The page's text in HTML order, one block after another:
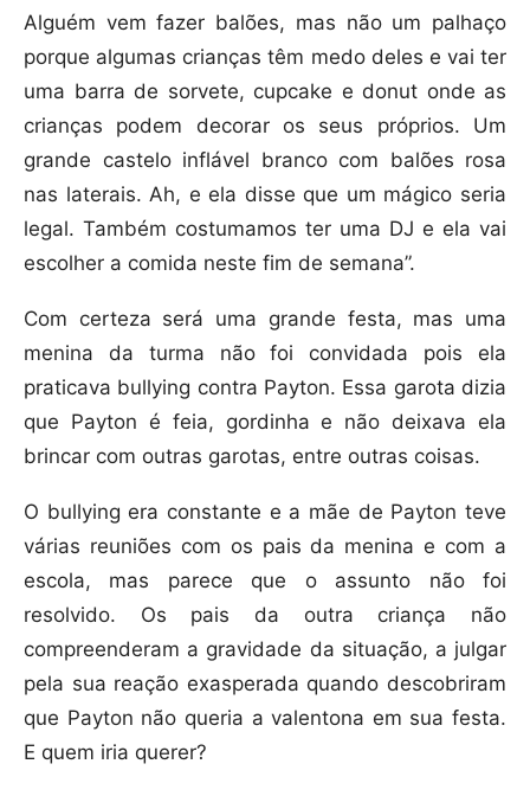
Alguém vem fazer balões, mas não um palhaço
porque algumas crianças têm medo deles e vai ter
uma barra de sorvete, cupcake e donut onde as
crianças podem decorar os seus próprios. Um
grande castelo inflável branco com balões rosa
nas laterais. Ah, e ela disse que um mágico seria
legal. Também costumamos ter uma DJ e ela vai
escolher a comida neste fim de semana”.
Com certeza será uma grande festa, mas uma
menina da turma não foi convidada pois ela
praticava bullying contra Payton. Essa garota dizia
que Payton é feia, gordinha e não deixava ela
brincar com outras garotas, entre outras coisas.
O bullying era constante e a mãe de Payton teve
várias reuniões com os pais da menina e com a
escola, mas parece que o assunto não foi
resolvido. Os pais da outra criança não
compreenderam a gravidade da situação, a julgar
pela sua reação exasperada quando descobriram
que Payton não queria a valentona em sua festa.
E quem iria querer?